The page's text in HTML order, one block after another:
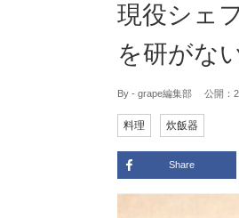
現役シェ
を研がな
By - grape編集部 公開：
料理 炊飯器
Share